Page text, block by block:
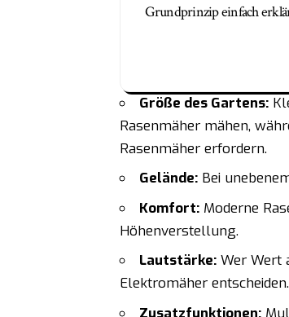
Grundprinzip einfach
Größe des Gartens:
Rasenmäher mähen,
Rasenmäher erfordern.
Gelände:Bei
Komfort:Moderne
Höhenverstellung.
Lautstärke:Wer Wert
Elektromäher entscheiden.
Zusatzfunktionen: